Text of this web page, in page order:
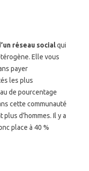
un réseau socialqui
Elle vous
payer
les plus
de pourcentage
cette communauté
d’hommes. Il y a
place à 40 %